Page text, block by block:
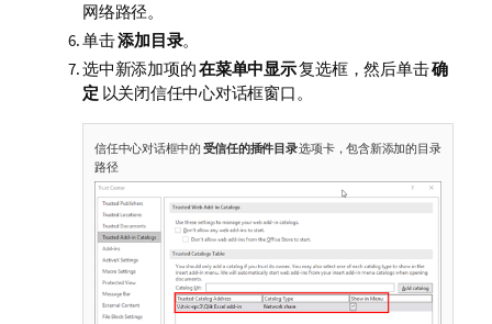
网络路径。
单击添加目录。
选中新添加项的在菜单中显示复选框，然后单击确
定 以关闭信任中心对话框窗口。
信任中心对话框中的 受信任的插件目录选项卡，包含新添加的目录
路径